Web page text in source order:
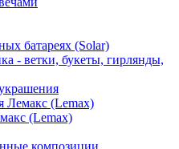
батареях (Solar)
- ветки, букеты, гирлянды,
Лемакс (Lemax)
(Lemax)
композиции